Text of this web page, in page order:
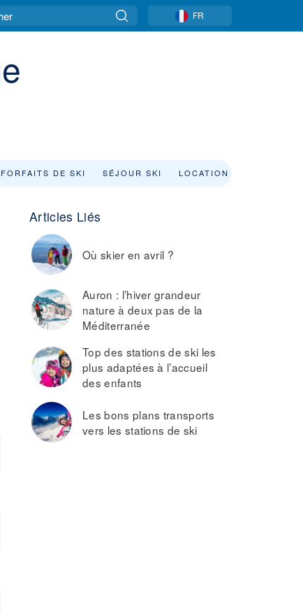
FR
FORFAITS DE SKI SÉJOUR SKI LOCATION DE SKI
Articles Liés
Où skier en avril ?
Auron : l’hiver grandeur
nature à deux pas de la
Méditerranée
Top des stations de ski les
plus adaptées à l’accueil
des enfants
Les bons plans transports
vers les stations de ski